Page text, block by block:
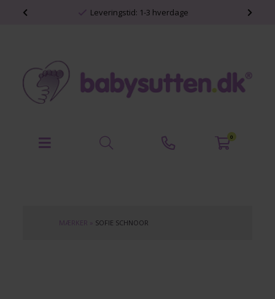
Leveringstid: 1-3 hverdage
0
MÆRKER SOFIE SCHNOOR